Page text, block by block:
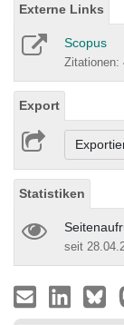
Externe Links
Scopus
Zitationen:
Export
Statistiken
seit